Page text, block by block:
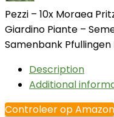
Pezzi – 10x Moraea
Giardino Piante –
Samenbank
Description
Additional
Controleer op Amazon